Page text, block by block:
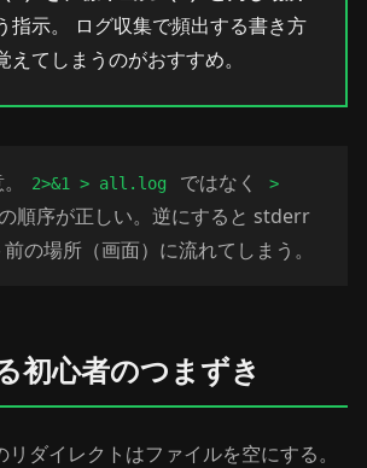
指示。 ログ収集で頻出する書き方
えてしまうのがおすすめ。
2>&1 > all.log ではなく
>
順序が正しい。逆にすると stderr
の場所（画面）に流れてしまう。
初心者のつまずき
リダイレクトはファイルを空にする。